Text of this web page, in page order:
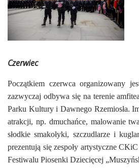
Czerwiec
Początkiem czerwca organizowany
zazwyczaj odbywa się na terenie
Parku Kultury i Dawnego Rzemiosła.
atrakcji, np. dmuchańce, malowanie
słodkie smakołyki, szczudlarze i
prezentują się zespoły artystyczne
Festiwalu Piosenki Dziecięcej